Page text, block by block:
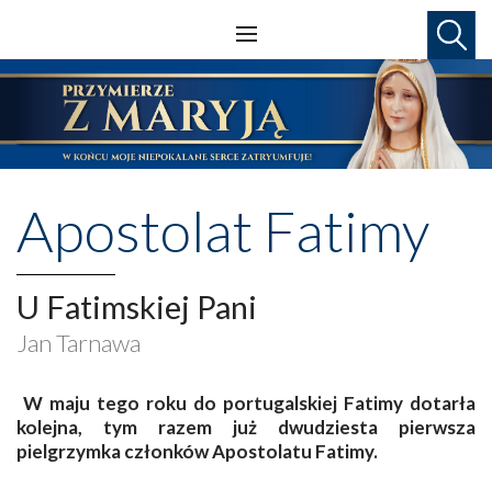
Apostolat Fatimy
U Fatimskiej Pani
Jan Tarnawa
W maju tego roku do portugalskiej Fatimy dotarła
kolejna, tym razem już dwudziesta pierwsza
pielgrzymka członków Apostolatu Fatimy.